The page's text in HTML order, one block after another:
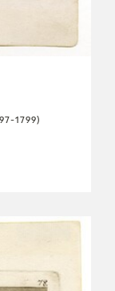
1799)